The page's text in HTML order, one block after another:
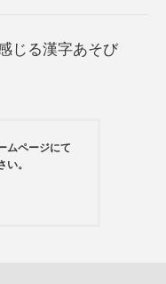
じる漢字あそび
ムページにて
い。